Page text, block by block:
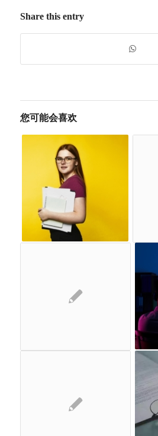
Share this entry
您可能会喜欢